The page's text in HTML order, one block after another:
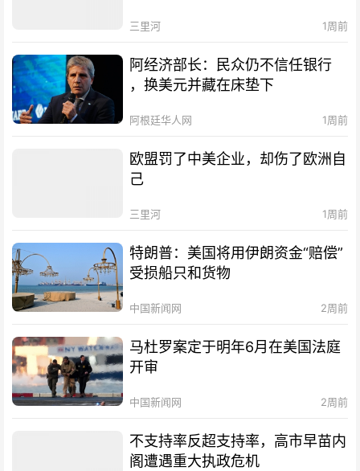
三里河 1周前
阿经济部长：民众仍不信任银行
，换美元并藏在床垫下
阿根廷华人网 1周前
欧盟罚了中美企业，却伤了欧洲自
己
三里河 1周前
特朗普：美国将用伊朗资金“赔偿”
受损船只和货物
中国新闻网 2周前
马杜罗案定于明年6月在美国法庭
开审
中国新闻网 2周前
不支持率反超支持率，高市早苗内
阁遭遇重大执政危机